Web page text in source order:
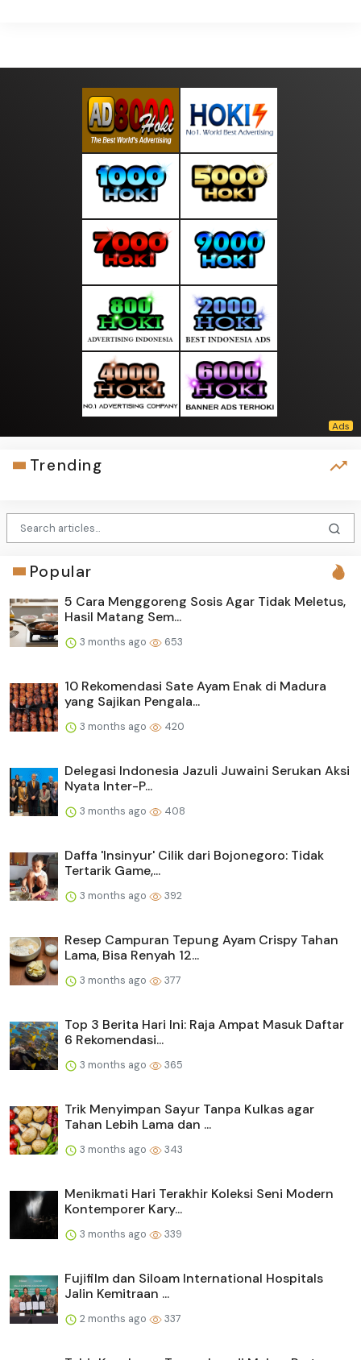
Trending
Popular
5 Cara Menggoreng Sosis Agar Tidak Meletus,
Hasil Matang Sem...
3 months ago 653
10 Rekomendasi Sate Ayam Enak di Madura
yang Sajikan Pengala...
3 months ago 420
Delegasi Indonesia Jazuli Juwaini Serukan Aksi
Nyata Inter-P...
3 months ago 408
Daffa 'Insinyur' Cilik dari Bojonegoro: Tidak
Tertarik Game,...
3 months ago 392
Resep Campuran Tepung Ayam Crispy Tahan
Lama, Bisa Renyah 12...
3 months ago 377
Top 3 Berita Hari Ini: Raja Ampat Masuk Daftar
6 Rekomendasi...
3 months ago 365
Trik Menyimpan Sayur Tanpa Kulkas agar
Tahan Lebih Lama dan ...
3 months ago 343
Menikmati Hari Terakhir Koleksi Seni Modern
Kontemporer Kary...
3 months ago 339
Fujifilm dan Siloam International Hospitals
Jalin Kemitraan ...
2 months ago 337